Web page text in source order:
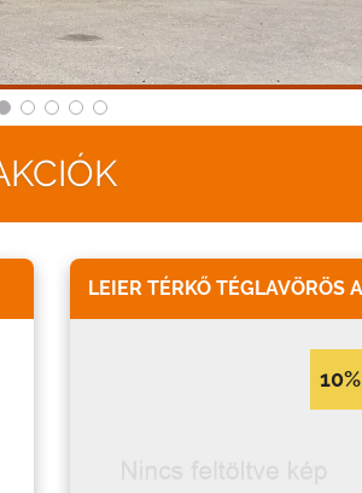
LEIER TÉRKŐ TÉGLAVÖRÖS
10%